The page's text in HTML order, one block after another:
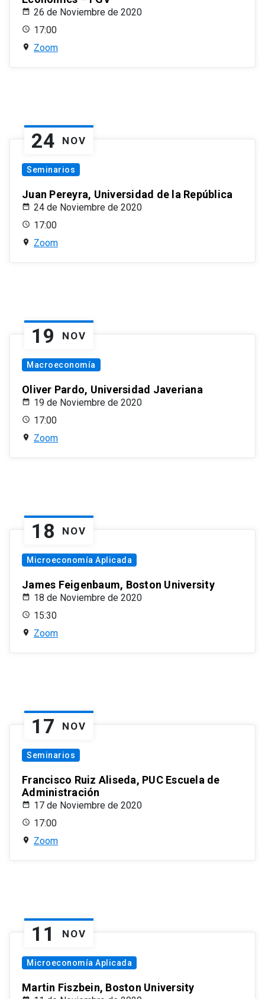
26 de Noviembre de 2020
17:00
Zoom
24 NOV
Seminarios
Juan Pereyra, Universidad de la República
24 de Noviembre de 2020
17:00
Zoom
19 NOV
Macroeconomía
Oliver Pardo, Universidad Javeriana
19 de Noviembre de 2020
17:00
Zoom
18 NOV
Microeconomía Aplicada
James Feigenbaum, Boston University
18 de Noviembre de 2020
15:30
Zoom
17 NOV
Seminarios
Francisco Ruiz Aliseda, PUC Escuela de
Administración
17 de Noviembre de 2020
17:00
Zoom
11 NOV
Microeconomía Aplicada
Martin Fiszbein, Boston University